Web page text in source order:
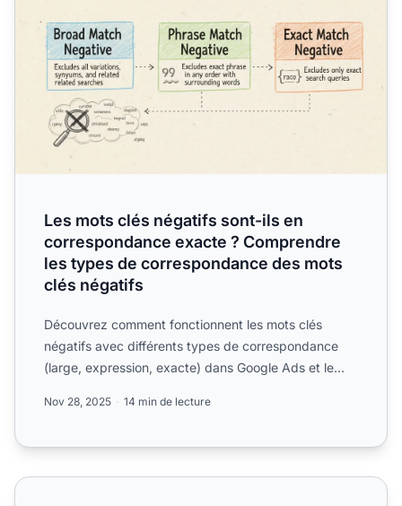
Les mots clés négatifs sont-ils en
correspondance exacte ? Comprendre
les types de correspondance des mots
clés négatifs
Découvrez comment fonctionnent les mots clés
négatifs avec différents types de correspondance
(large, expression, exacte) dans Google Ads et le
Nov 28, 2025 14 min de lecture
Mots-clés : L'épine dorsale de la stratégie SEO